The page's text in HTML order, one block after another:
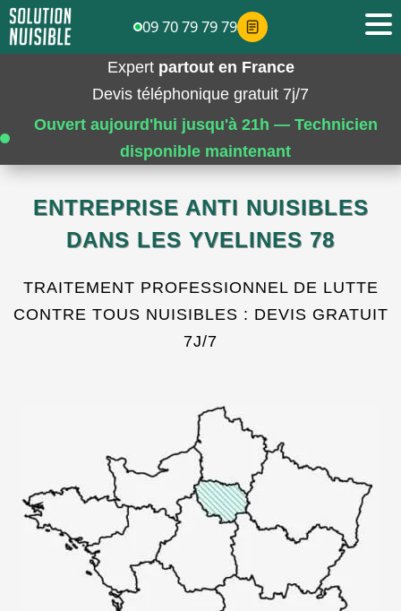
Expert partout en France
Devis téléphonique gratuit 7j/7
Ouvert aujourd'hui jusqu'à 21h — Technicien
disponible maintenant
ENTREPRISE ANTI NUISIBLES
DANS LES YVELINES 78
TRAITEMENT PROFESSIONNEL DE LUTTE
CONTRE TOUS NUISIBLES : DEVIS GRATUIT
7J/7
09 70 79 79 79